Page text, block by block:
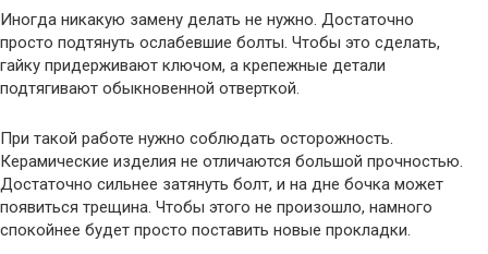
Иногда никакую замену делать не нужно. Достаточно
просто подтянуть ослабевшие болты. Чтобы это сделать,
гайку придерживают ключом, а крепежные детали
подтягивают обыкновенной отверткой.
При такой работе нужно соблюдать осторожность.
Керамические изделия не отличаются большой прочностью.
Достаточно сильнее затянуть болт, и на дне бочка может
появиться трещина. Чтобы этого не произошло, намного
спокойнее будет просто поставить новые прокладки.